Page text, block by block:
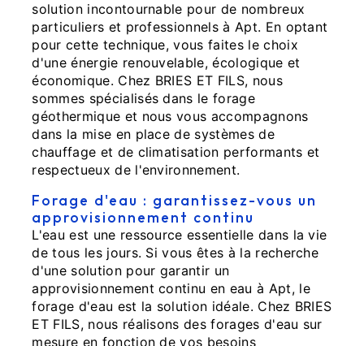
solution incontournable pour de nombreux
particuliers et professionnels à Apt. En optant
pour cette technique, vous faites le choix
d'une énergie renouvelable, écologique et
économique. Chez BRIES ET FILS, nous
sommes spécialisés dans le forage
géothermique et nous vous accompagnons
dans la mise en place de systèmes de
chauffage et de climatisation performants et
respectueux de l'environnement.
Forage d'eau : garantissez-vous un
approvisionnement continu
L'eau est une ressource essentielle dans la vie
de tous les jours. Si vous êtes à la recherche
d'une solution pour garantir un
approvisionnement continu en eau à Apt, le
forage d'eau est la solution idéale. Chez BRIES
ET FILS, nous réalisons des forages d'eau sur
mesure en fonction de vos besoins